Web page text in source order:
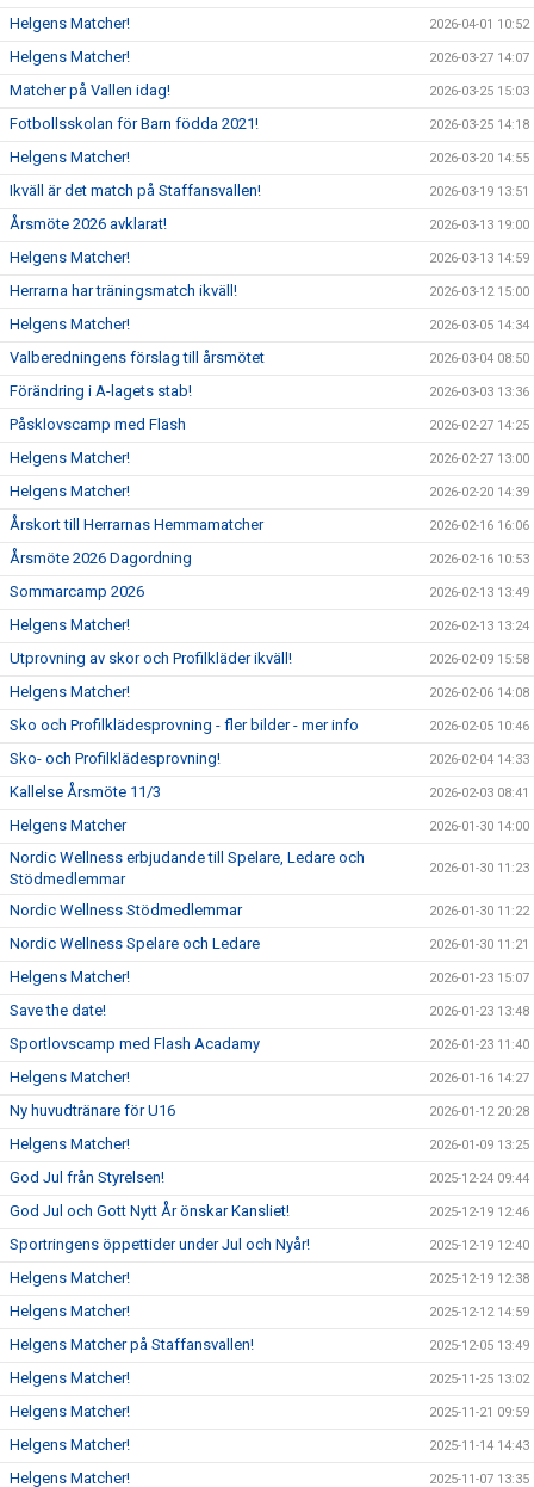
Helgens Matcher! 2026-04-01 10:52
Helgens Matcher! 2026-03-27 14:07
Matcher på Vallen idag! 2026-03-25 15:03
Fotbollsskolan för Barn födda 2021! 2026-03-25 14:18
Helgens Matcher! 2026-03-20 14:55
Ikväll är det match på Staffansvallen! 2026-03-19 13:51
Årsmöte 2026 avklarat! 2026-03-13 19:00
Helgens Matcher! 2026-03-13 14:59
Herrarna har träningsmatch ikväll! 2026-03-12 15:00
Helgens Matcher! 2026-03-05 14:34
Valberedningens förslag till årsmötet 2026-03-04 08:50
Förändring i A-lagets stab! 2026-03-03 13:36
Påsklovscamp med Flash 2026-02-27 14:25
Helgens Matcher! 2026-02-27 13:00
Helgens Matcher! 2026-02-20 14:39
Årskort till Herrarnas Hemmamatcher 2026-02-16 16:06
Årsmöte 2026 Dagordning 2026-02-16 10:53
Sommarcamp 2026 2026-02-13 13:49
Helgens Matcher! 2026-02-13 13:24
Utprovning av skor och Profilkläder ikväll! 2026-02-09 15:58
Helgens Matcher! 2026-02-06 14:08
Sko och Profilklädesprovning - fler bilder - mer info 2026-02-05 10:46
Sko- och Profilklädesprovning! 2026-02-04 14:33
Kallelse Årsmöte 11/3 2026-02-03 08:41
Helgens Matcher 2026-01-30 14:00
Nordic Wellness erbjudande till Spelare, Ledare och
Stödmedlemmar
2026-01-30 11:23
Nordic Wellness Stödmedlemmar 2026-01-30 11:22
Nordic Wellness Spelare och Ledare 2026-01-30 11:21
Helgens Matcher! 2026-01-23 15:07
Save the date! 2026-01-23 13:48
Sportlovscamp med Flash Acadamy 2026-01-23 11:40
Helgens Matcher! 2026-01-16 14:27
Ny huvudtränare för U16 2026-01-12 20:28
Helgens Matcher! 2026-01-09 13:25
God Jul från Styrelsen! 2025-12-24 09:44
God Jul och Gott Nytt År önskar Kansliet! 2025-12-19 12:46
Sportringens öppettider under Jul och Nyår! 2025-12-19 12:40
Helgens Matcher! 2025-12-19 12:38
Helgens Matcher! 2025-12-12 14:59
Helgens Matcher på Staffansvallen! 2025-12-05 13:49
Helgens Matcher! 2025-11-25 13:02
Helgens Matcher! 2025-11-21 09:59
Helgens Matcher! 2025-11-14 14:43
Helgens Matcher! 2025-11-07 13:35